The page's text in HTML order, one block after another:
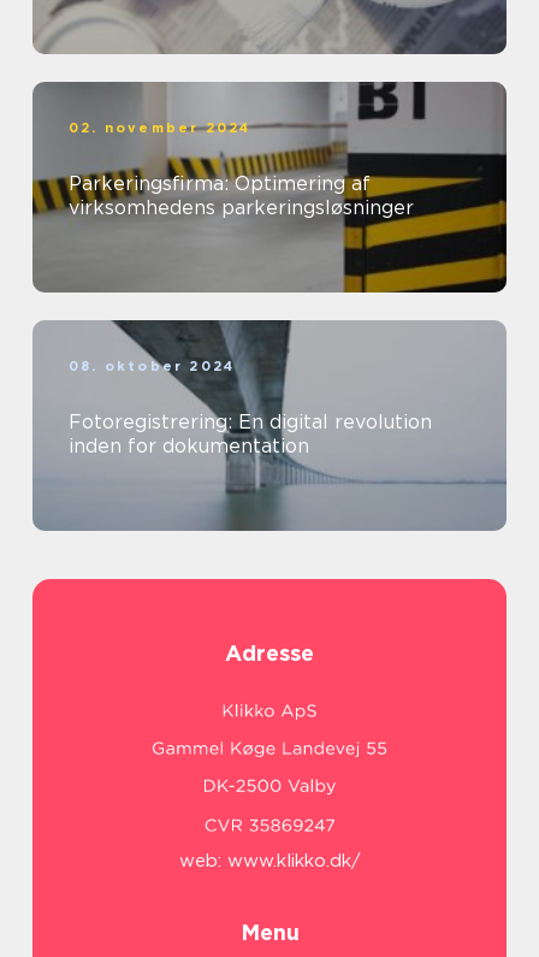
02. november 2024
Parkeringsfirma: Optimering af
virksomhedens parkeringsløsninger
08. oktober 2024
Fotoregistrering: En digital revolution
inden for dokumentation
Adresse
web: www.klikko.dk/
Menu